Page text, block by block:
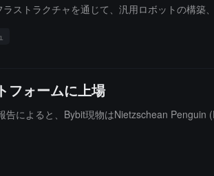
ストラクチャを通じて、汎用ロボットの構
フォームに上場
によると、Bybit現物はNietzschean